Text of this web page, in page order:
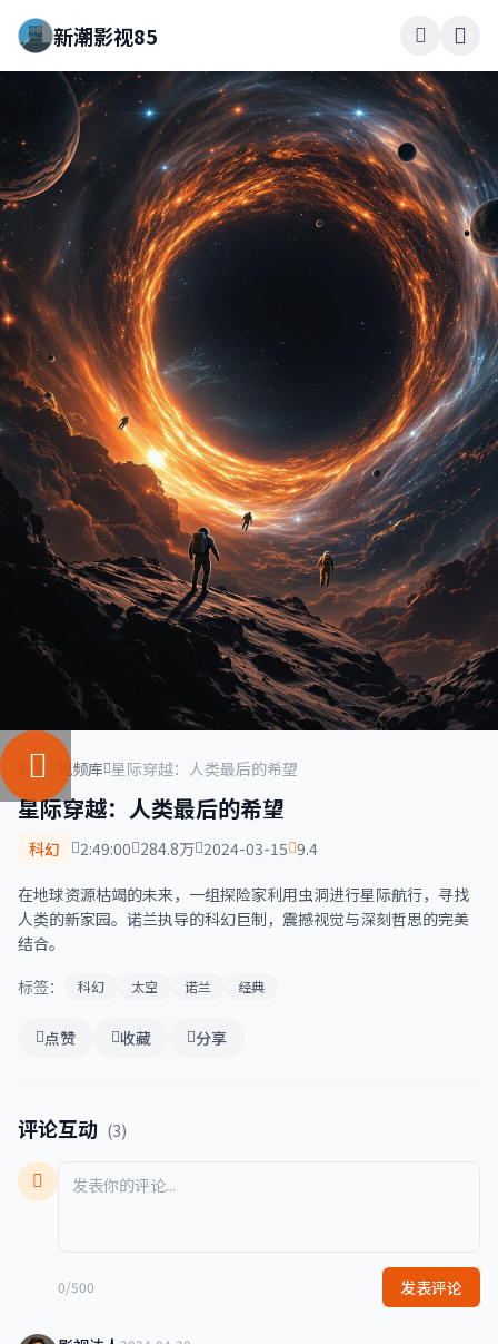
新潮影视85
视频库 星际穿越：人类最后的希望
星际穿越：人类最后的希望
科幻 2:49:00 284.8万 2024-03-15 9.4
在地球资源枯竭的未来，一组探险家利用虫洞进行星际航行，寻找
人类的新家园。诺兰执导的科幻巨制，震撼视觉与深刻哲思的完美
结合。
标签：
科幻 太空 诺兰 经典
点赞 收藏 分享
评论互动 (3)
0/500 发表评论